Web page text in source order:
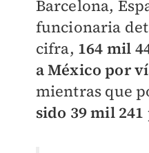
Barcelona,
funcionaria
cifra, 164 mil
a México por
mientras que
sido 39 mil